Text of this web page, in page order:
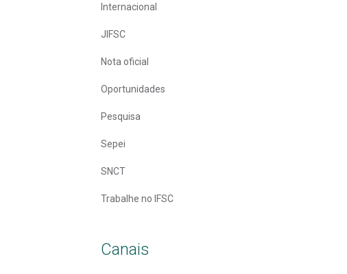
Internacional
JIFSC
Nota oficial
Oportunidades
Pesquisa
Sepei
SNCT
Trabalhe no IFSC
Canais